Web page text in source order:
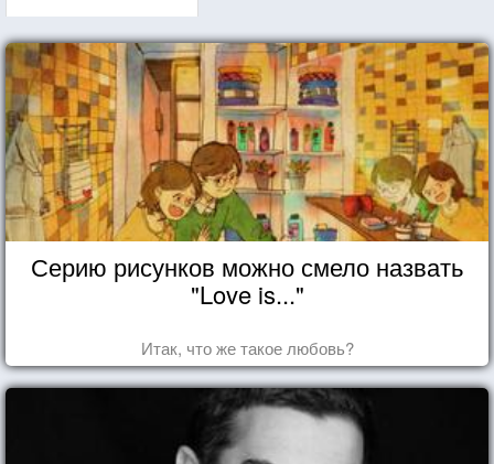
Серию рисунков можно смело назвать
"Love is..."
Итак, что же такое любовь?